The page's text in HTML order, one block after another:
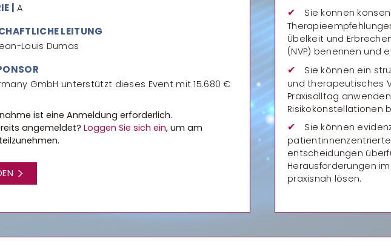
| A
LEITUNG
Louis Dumas
GmbH unterstützt dieses Event mit 15.680 €
ist eine Anmeldung erforderlich.
angemeldet? Loggen Sie sich ein, um am
Sie können
Übelkeit und
(NVP) benennen und
Sie können ein
und therapeutisches
Praxisalltag
Risikokonstellationen
Sie können
entscheidungen
Herausforderungen
praxisnah lösen.